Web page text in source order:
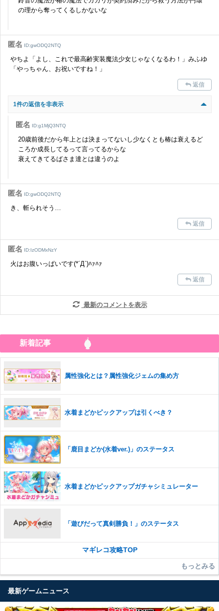
の理から奪ってくるしかないな
匿名 ID:gwODQ2NTQ
やちよ「よし、これで最高齢実装魔法少女じゃなくなるわ！」みふゆ
「やっちゃん、お祝いですね！」
返信
1件の返信を非表示
匿名 ID:g1MjQ3NTQ
20歳前後だから年上とは決まってないし少なくとも椿は衰えるど
ころか成長してるって言ってるからな
衰えてきてるばさま達とは違うのよ
匿名 ID:gwODQ2NTQ
き、斬られそう…
返信
匿名 ID:IzODMxNzY
火はお腹いっぱいです(*´Д`)ﾊｧﾊｧ
返信
最新のコメントを表示
新着記事
属性強化とは？属性強化ジェムの集め方
水着まどかピックアップは引くべき？
「鹿目まどか(水着ver.)」のステータス
水着まどかピックアップガチャシミュレーター
「遊びだって真剣勝負！」のステータス
マギレコ攻略TOP
もっとみる
最新ゲームニュース